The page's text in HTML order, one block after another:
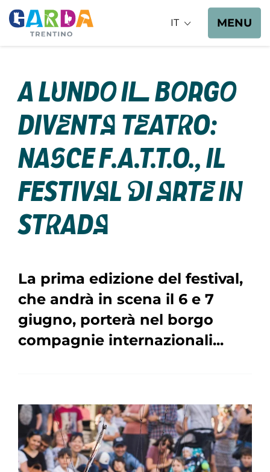
IT MENU
A Lundo il borgo
diventa teatro:
nasce F.A.T.T.O., il
festival di arte in
strada
La prima edizione del festival,
che andrà in scena il 6 e 7
giugno, porterà nel borgo
compagnie internazionali...